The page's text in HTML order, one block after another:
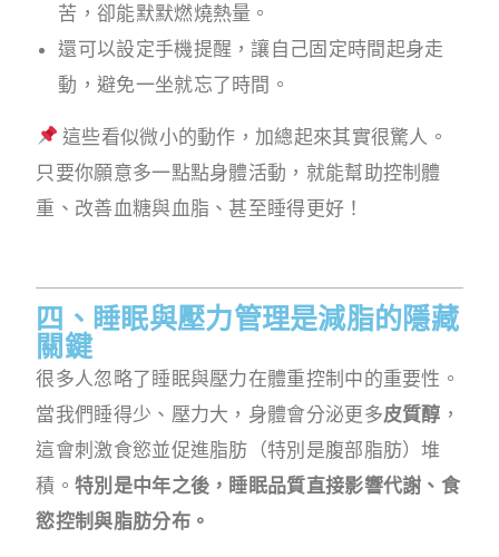
苦，卻能默默燃燒熱量。
還可以設定手機提醒，讓自己固定時間起身走
動，避免一坐就忘了時間。
這些看似微小的動作，加總起來其實很驚人。
只要你願意多一點點身體活動，就能幫助控制體
重、改善血糖與血脂、甚至睡得更好！
四、睡眠與壓力管理是減脂的隱藏
關鍵
很多人忽略了睡眠與壓力在體重控制中的重要性。
當我們睡得少、壓力大，身體會分泌更多皮質醇 ，
這會刺激食慾並促進脂肪（特別是腹部脂肪）堆
積。特別是中年之後，睡眠品質直接影響代謝、食
慾控制與脂肪分布。